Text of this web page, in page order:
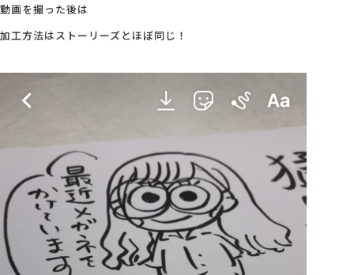
動画を撮った後は
加工方法はストーリーズとほぼ同じ！